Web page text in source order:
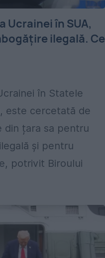
Ucrainei în SUA,
ilegală. Ce
în Statele
este cercetată de
din țara sa pentru
și pentru
potrivit Biroului